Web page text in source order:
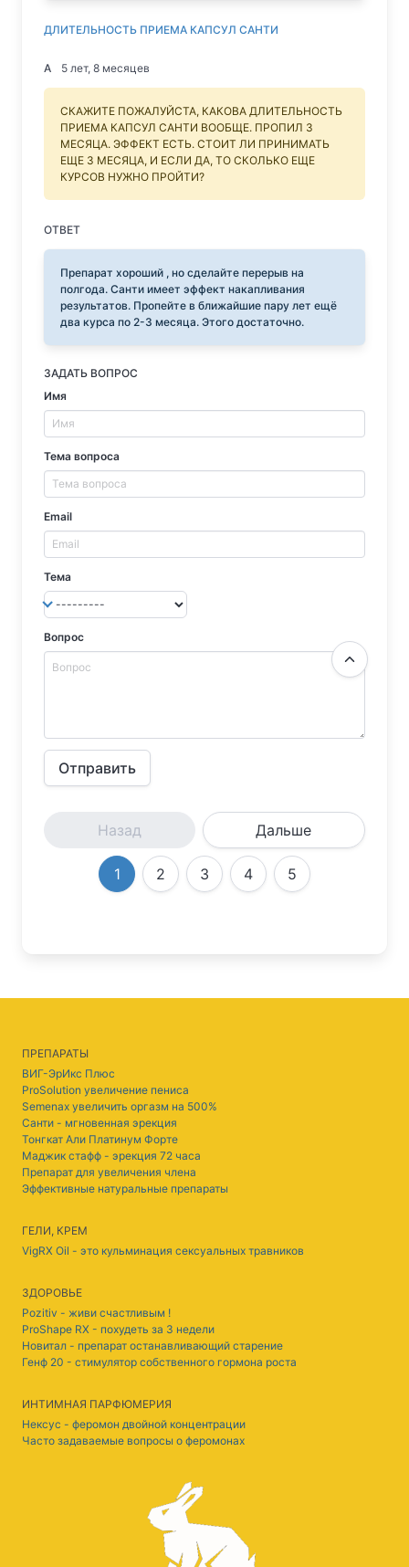
ДЛИТЕЛЬНОСТЬ ПРИЕМА КАПСУЛ САНТИ
А 5 лет, 8 месяцев
СКАЖИТЕ ПОЖАЛУЙСТА, КАКОВА ДЛИТЕЛЬНОСТЬ
ПРИЕМА КАПСУЛ САНТИ ВООБЩЕ. ПРОПИЛ 3
МЕСЯЦА. ЭФФЕКТ ЕСТЬ. СТОИТ ЛИ ПРИНИМАТЬ
ЕЩЕ 3 МЕСЯЦА, И ЕСЛИ ДА, ТО СКОЛЬКО ЕЩЕ
КУРСОВ НУЖНО ПРОЙТИ?
ОТВЕТ
Препарат хороший , но сделайте перерыв на
полгода. Санти имеет эффект накапливания
результатов. Пропейте в ближайшие пару лет ещё
два курса по 2-3 месяца. Этого достаточно.
ЗАДАТЬ ВОПРОС
Имя
Тема вопроса
Email
Тема
Вопрос
Отправить
Назад Дальше
1 2 3 4 5
ПРЕПАРАТЫ
ВИГ-ЭрИкс Плюс
ProSolution увеличение пениса
Semenax увеличить оргазм на 500%
Санти - мгновенная эрекция
Тонгкат Али Платинум Форте
Маджик стафф - эрекция 72 часа
Препарат для увеличения члена
Эффективные натуральные препараты
ГЕЛИ, КРЕМ
VigRX Oil - это кульминация сексуальных травников
ЗДОРОВЬЕ
Pozitiv - живи счастливым !
ProShape RX - похудеть за 3 недели
Новитал - препарат останавливающий старение
Генф 20 - стимулятор собственного гормона роста
ИНТИМНАЯ ПАРФЮМЕРИЯ
Нексус - феромон двойной концентрации
Часто задаваемые вопросы о феромонах